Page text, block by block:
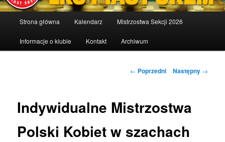
Strona główna Kalendarz Mistrzostwa Sekcji 2026
Informacje o klubie Kontakt Archiwum
Nawigacja
← Poprzedni Następny →
Indywidualne Mistrzostwa
Polski Kobiet w szachach